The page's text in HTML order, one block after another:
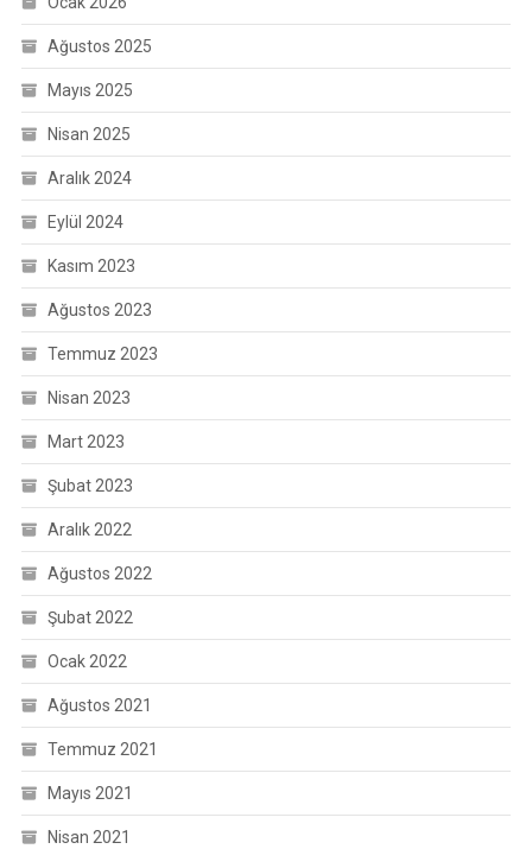
Ağustos 2025
Mayıs 2025
Nisan 2025
Aralık 2024
Eylül 2024
Kasım 2023
Ağustos 2023
Temmuz 2023
Nisan 2023
Mart 2023
Şubat 2023
Aralık 2022
Ağustos 2022
Şubat 2022
Ocak 2022
Ağustos 2021
Temmuz 2021
Mayıs 2021
Nisan 2021